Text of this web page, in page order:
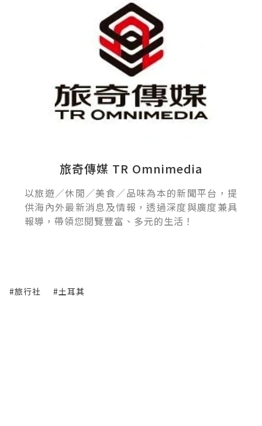
旅奇傳媒 TR Omnimedia
以旅遊／休閒／美食／品味為本的新聞平台，提
供海內外最新消息及情報，透過深度與廣度兼具
報導，帶領您閱覽豐富、多元的生活！
#旅行社 #土耳其